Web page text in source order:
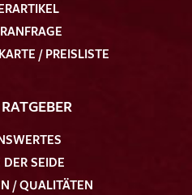
/ PREISLISTE
DER SEIDE
/ QUALITÄTEN